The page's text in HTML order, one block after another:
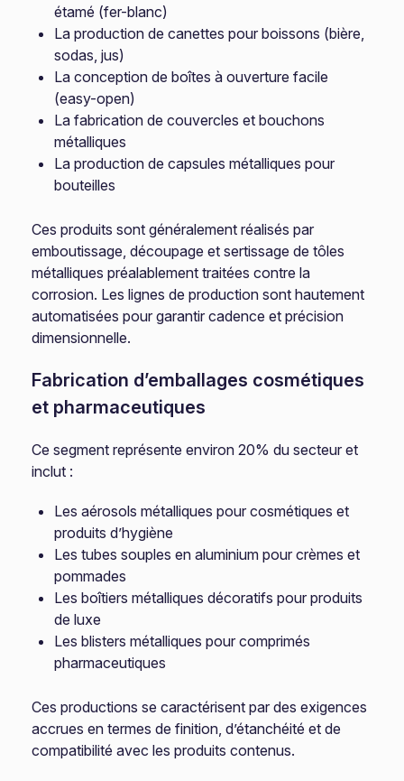
étamé (fer-blanc)
La production de canettes pour boissons (bière,
sodas, jus)
La conception de boîtes à ouverture facile
(easy-open)
La fabrication de couvercles et bouchons
métalliques
La production de capsules métalliques pour
bouteilles
Ces produits sont généralement réalisés par
emboutissage, découpage et sertissage de tôles
métalliques préalablement traitées contre la
corrosion. Les lignes de production sont hautement
automatisées pour garantir cadence et précision
dimensionnelle.
Fabrication d’emballages cosmétiques
et pharmaceutiques
Ce segment représente environ 20% du secteur et
inclut :
Les aérosols métalliques pour cosmétiques et
produits d’hygiène
Les tubes souples en aluminium pour crèmes et
pommades
Les boîtiers métalliques décoratifs pour produits
de luxe
Les blisters métalliques pour comprimés
pharmaceutiques
Ces productions se caractérisent par des exigences
accrues en termes de finition, d’étanchéité et de
compatibilité avec les produits contenus.